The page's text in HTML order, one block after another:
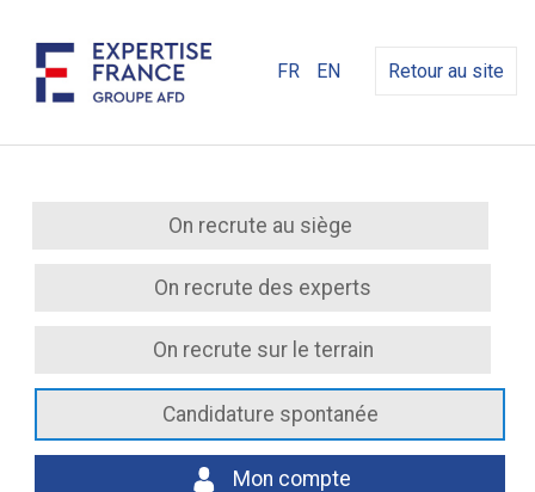
FR EN Retour au site
On recrute au siège
On recrute des experts
On recrute sur le terrain
Candidature spontanée
Mon compte